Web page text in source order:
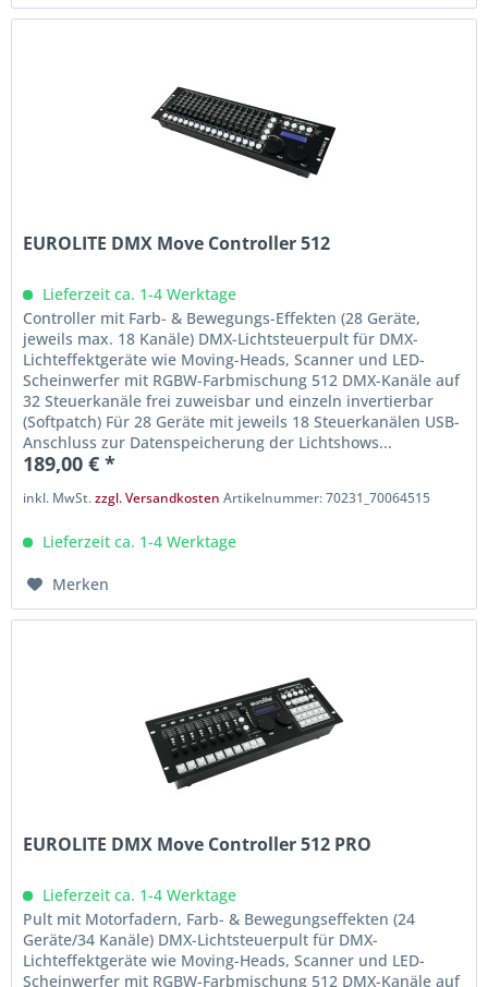
EUROLITE DMX Move Controller 512
Lieferzeit ca. 1-4 Werktage
Controller mit Farb- & Bewegungs-Effekten (28 Geräte,
jeweils max. 18 Kanäle) DMX-Lichtsteuerpult für DMX-
Lichteffektgeräte wie Moving-Heads, Scanner und LED-
Scheinwerfer mit RGBW-Farbmischung 512 DMX-Kanäle auf
32 Steuerkanäle frei zuweisbar und einzeln invertierbar
(Softpatch) Für 28 Geräte mit jeweils 18 Steuerkanälen USB-
Anschluss zur Datenspeicherung der Lichtshows...
189,00 € *
inkl. MwSt.zzgl. Versandkosten Artikelnummer: 70231_70064515
Lieferzeit ca. 1-4 Werktage
Merken
EUROLITE DMX Move Controller 512 PRO
Lieferzeit ca. 1-4 Werktage
Pult mit Motorfadern, Farb- & Bewegungseffekten (24
Geräte/34 Kanäle) DMX-Lichtsteuerpult für DMX-
Lichteffektgeräte wie Moving-Heads, Scanner und LED-
Scheinwerfer mit RGBW-Farbmischung 512 DMX-Kanäle auf